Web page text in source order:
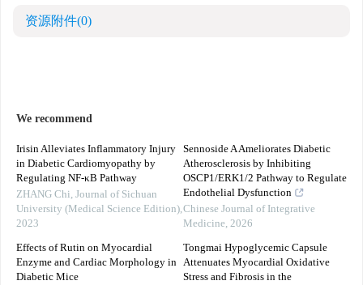
资源附件(0)
We recommend
Irisin Alleviates Inflammatory Injury
in Diabetic Cardiomyopathy by
Regulating NF-κB Pathway
ZHANG Chi, Journal of Sichuan
University (Medical Science Edition),
2023
Effects of Rutin on Myocardial
Enzyme and Cardiac Morphology in
Diabetic Mice
Sennoside A Ameliorates Diabetic
Atherosclerosis by Inhibiting
OSCP1/ERK1/2 Pathway to Regulate
Endothelial Dysfunction
Chinese Journal of Integrative
Medicine, 2026
Tongmai Hypoglycemic Capsule
Attenuates Myocardial Oxidative
Stress and Fibrosis in the